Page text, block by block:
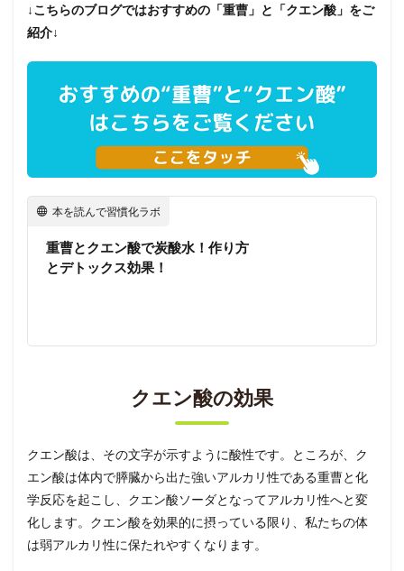
↓こちらのブログではおすすめの「重曹」と「クエン酸」をご
紹介↓
本を読んで習慣化ラボ
重曹とクエン酸で炭酸水！作り方
とデトックス効果！
クエン酸の効果
クエン酸は、その文字が示すように酸性です。ところが、ク
エン酸は体内で膵臓から出た強いアルカリ性である重曹と化
学反応を起こし、クエン酸ソーダとなってアルカリ性へと変
化します。クエン酸を効果的に摂っている限り、私たちの体
は弱アルカリ性に保たれやすくなります。